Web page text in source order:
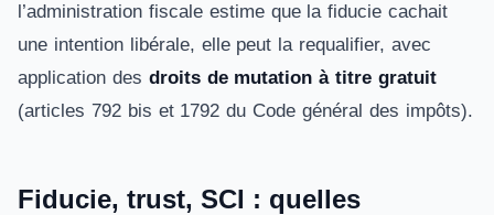
l’administration fiscale estime que la fiducie cachait
une intention libérale, elle peut la requalifier, avec
application des droits de mutation à titre gratuit
(articles 792 bis et 1792 du Code général des impôts).
Fiducie, trust, SCI : quelles